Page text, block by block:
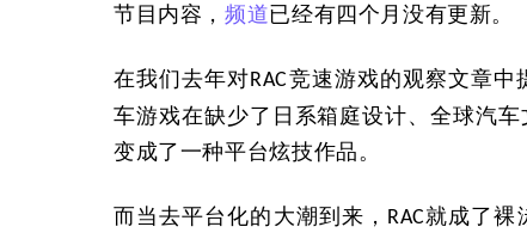
节目内容，频道已经有四个月没有更新。
在我们去年对RAC竞速游戏的观察文章中
车游戏在缺少了日系箱庭设计、全球汽
变成了一种平台炫技作品。
而当去平台化的大潮到来， RAC就成了裸